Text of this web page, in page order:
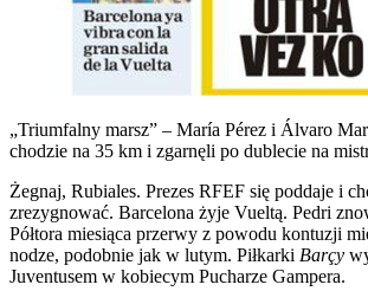
„Triumfalny marsz” – María Pérez i Álvaro
chodzie na 35 km i zgarnęli po dublecie na
Żegnaj, Rubiales. Prezes RFEF się poddaje i
zrezygnować. Barcelona żyje Vueltą. Pedri
Półtora miesiąca przerwy z powodu kontuzji
nodze, podobnie jak w lutym. Piłkarki Barçy
Juventusem w kobiecym Pucharze Gampera.